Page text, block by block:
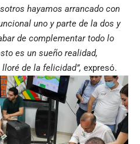
hayamos arrancado con
uno y parte de la dos y
de complementar todo lo
es un sueño realidad,
de la felicidad”, expresó.